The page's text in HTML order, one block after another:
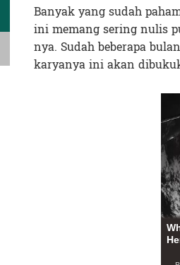
Banyak yang sudah
ini memang sering nulis
nya. Sudah beberapa
karyanya ini akan